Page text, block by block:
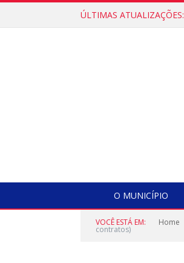
ÚLTIMAS ATUALIZAÇÕES:
O MUNICÍPIO
VOCÊ ESTÁ EM: Home
contratos)